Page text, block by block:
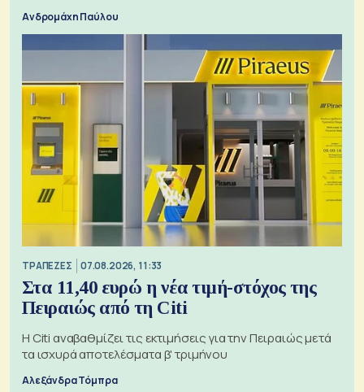
Ανδρομάχη Παύλου
ΤΡΑΠΕΖΕΣ 07.08.2026, 11:33
Στα 11,40 ευρώ η νέα τιμή-στόχος της
Πειραιώς από τη Citi
Η Citi αναβαθμίζει τις εκτιμήσεις για την Πειραιώς μετά
τα ισχυρά αποτελέσματα β' τριμήνου
Αλεξάνδρα Τόμπρα